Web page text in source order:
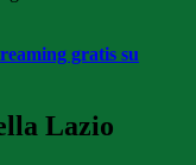
gratis su
Lazio